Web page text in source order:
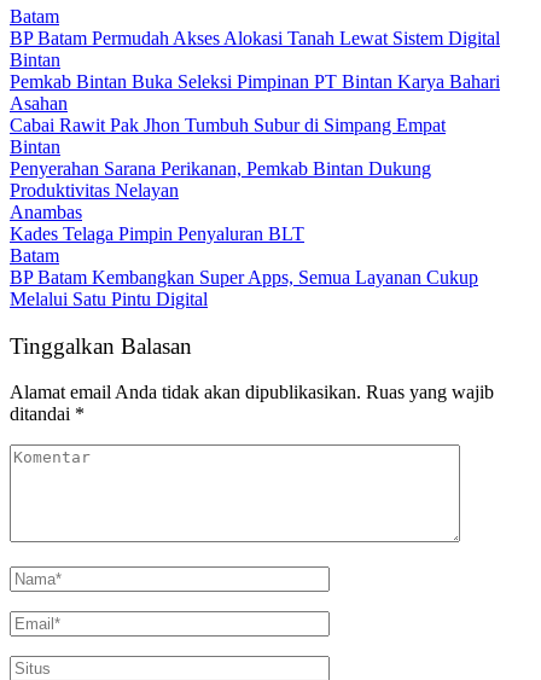
Batam
BP Batam Permudah Akses Alokasi Tanah Lewat Sistem Digital
Bintan
Pemkab Bintan Buka Seleksi Pimpinan PT Bintan Karya Bahari
Asahan
Cabai Rawit Pak Jhon Tumbuh Subur di Simpang Empat
Bintan
Penyerahan Sarana Perikanan, Pemkab Bintan Dukung
Produktivitas Nelayan
Anambas
Kades Telaga Pimpin Penyaluran BLT
Batam
BP Batam Kembangkan Super Apps, Semua Layanan Cukup
Melalui Satu Pintu Digital
Tinggalkan Balasan
Alamat email Anda tidak akan dipublikasikan. Ruas yang wajib
ditandai *